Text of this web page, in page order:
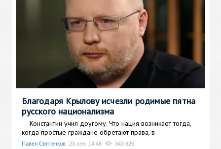
Благодаря Крылову исчезли родимые пятна
русского национализма
Константин учил другому. Что нация возникает тогда,
когда простые граждане обретают права, в
Павел Святенков 23 сен, 14:48 343 625